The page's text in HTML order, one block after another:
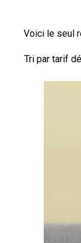
Voici le seul
Tri par tarif